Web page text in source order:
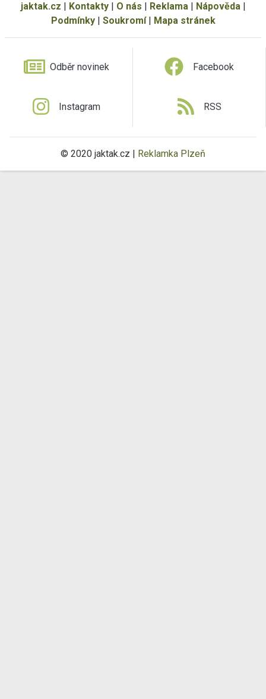
jaktak.cz | Kontakty| O nás | Reklama| Nápověda|
Podmínky| Soukromí| Mapa stránek
Odběr novinek Facebook
Instagram RSS
© 2020 jaktak.cz | Reklamka Plzeň